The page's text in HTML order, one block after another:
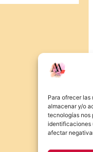
Para ofrecer
almacenar y/o
tecnologías nos
identificaciones
afectar